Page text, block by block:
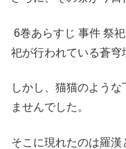
6巻あらすじ 事件 祭
祀が行われている蒼穹
しかし、猫猫のよう
ませんでした。
そこに現れたのは羅漢